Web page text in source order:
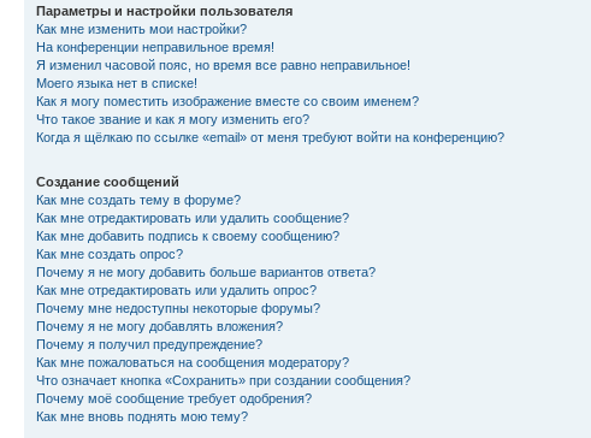
Параметры и настройки пользователя
Как мне изменить мои настройки?
На конференции неправильное время!
Я изменил часовой пояс, но время все равно неправильное!
Моего языка нет в списке!
Как я могу поместить изображение вместе со своим именем?
Что такое звание и как я могу изменить его?
Когда я щёлкаю по ссылке «email» от меня требуют войти на конференцию?
Создание сообщений
Как мне создать тему в форуме?
Как мне отредактировать или удалить сообщение?
Как мне добавить подпись к своему сообщению?
Как мне создать опрос?
Почему я не могу добавить больше вариантов ответа?
Как мне отредактировать или удалить опрос?
Почему мне недоступны некоторые форумы?
Почему я не могу добавлять вложения?
Почему я получил предупреждение?
Как мне пожаловаться на сообщения модератору?
Что означает кнопка «Сохранить» при создании сообщения?
Почему моё сообщение требует одобрения?
Как мне вновь поднять мою тему?